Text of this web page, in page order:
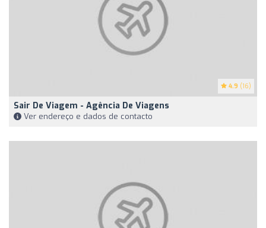
4.9 (16)
Sair De Viagem - Agência De Viagens
Ver endereço e dados de contacto